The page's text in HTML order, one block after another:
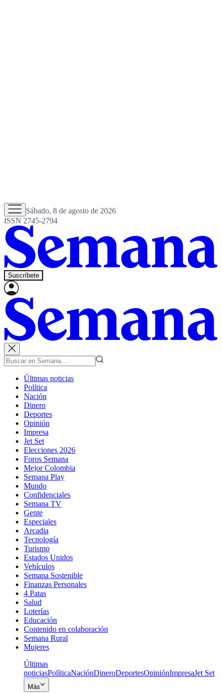
Sábado, 8 de agosto de 2026
ISSN 2745-2794
Suscríbete
Últimas noticias
Política
Nación
Dinero
Deportes
Opinión
Impresa
Jet Set
Elecciones 2026
Foros Semana
Mejor Colombia
Semana Play
Mundo
Confidenciales
Semana TV
Gente
Especiales
Arcadia
Tecnología
Turismo
Estados Unidos
Vehículos
Semana Sostenible
Finanzas Personales
4 Patas
Salud
Loterías
Educación
Contenido en colaboración
Semana Rural
Mujeres
Últimas
noticiasPolíticaNaciónDineroDeportesOpiniónImpresaJet Set
Más